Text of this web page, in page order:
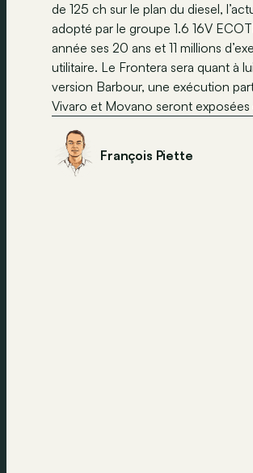
de 125 ch sur le plan du diesel,
adopté par le groupe 1.6 16V
année ses 20 ans et 11 millions
utilitaire. Le Frontera sera quant à
version Barbour, une exécution
Vivaro et Movano seront
François Piette